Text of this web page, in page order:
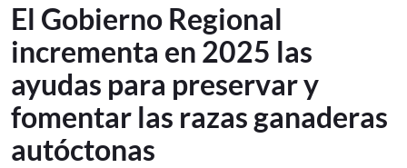
El Gobierno Regional
incrementa en 2025 las
ayudas para preservar y
fomentar las razas ganaderas
autóctonas